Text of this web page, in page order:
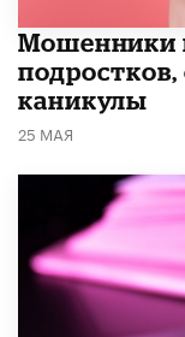
Мошенники
каникулы
25 МАЯ